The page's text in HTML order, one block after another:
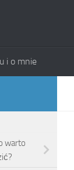
i o mnie
warto